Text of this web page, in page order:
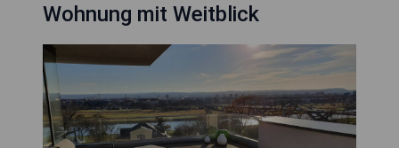
Wohnung mit Weitblick